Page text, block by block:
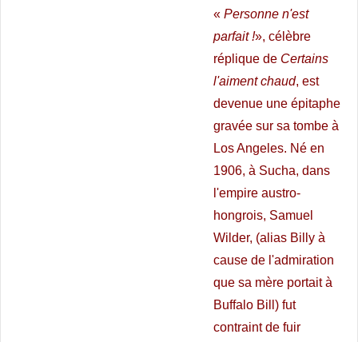
« Personne n'est
parfait !», célèbre
réplique de Certains
l'aiment chaud, est
devenue une épitaphe
gravée sur sa tombe à
Los Angeles. Né en
1906, à Sucha, dans
l'empire austro-
hongrois, Samuel
Wilder, (alias Billy à
cause de l'admiration
que sa mère portait à
Buffalo Bill) fut
contraint de fuir